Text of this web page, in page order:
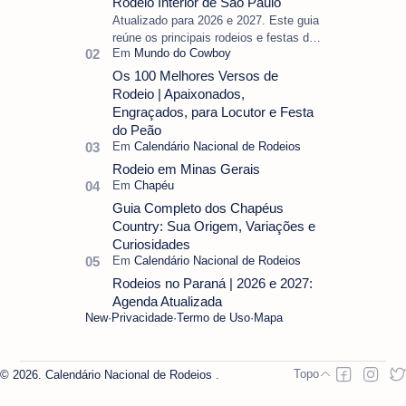
Atualizado para 2026 e 2027. Este guia
reúne os principais rodeios e festas do
peão do interior de São Paulo,
separando as datas oficiais ainda vál…
Os 100 Melhores Versos de
Rodeio | Apaixonados,
Engraçados, para Locutor e Festa
do Peão
Rodeio em Minas Gerais
Guia Completo dos Chapéus
Country: Sua Origem, Variações e
Curiosidades
Rodeios no Paraná | 2026 e 2027:
Agenda Atualizada
New Privacidade Termo de Uso Mapa
2026. Calendário Nacional de Rodeios